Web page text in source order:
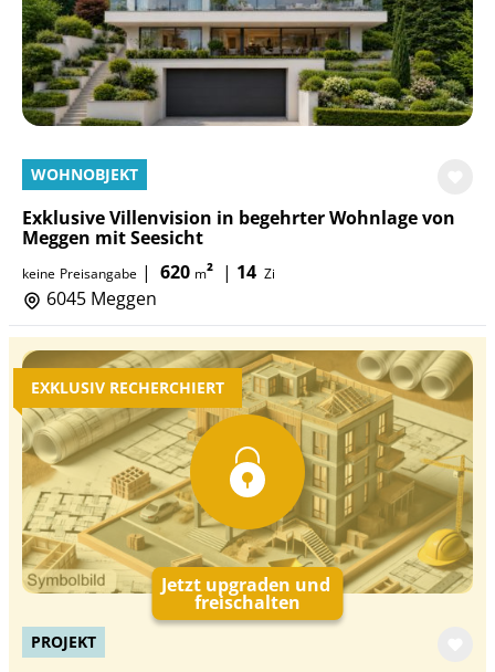
WOHNOBJEKT
Exklusive Villenvision in begehrter Wohnlage von
Meggen mit Seesicht
keine Preisangabe | 620 m² | 14 Zi
6045 Meggen
EXKLUSIV RECHERCHIERT
Jetzt upgraden und
freischalten
PROJEKT